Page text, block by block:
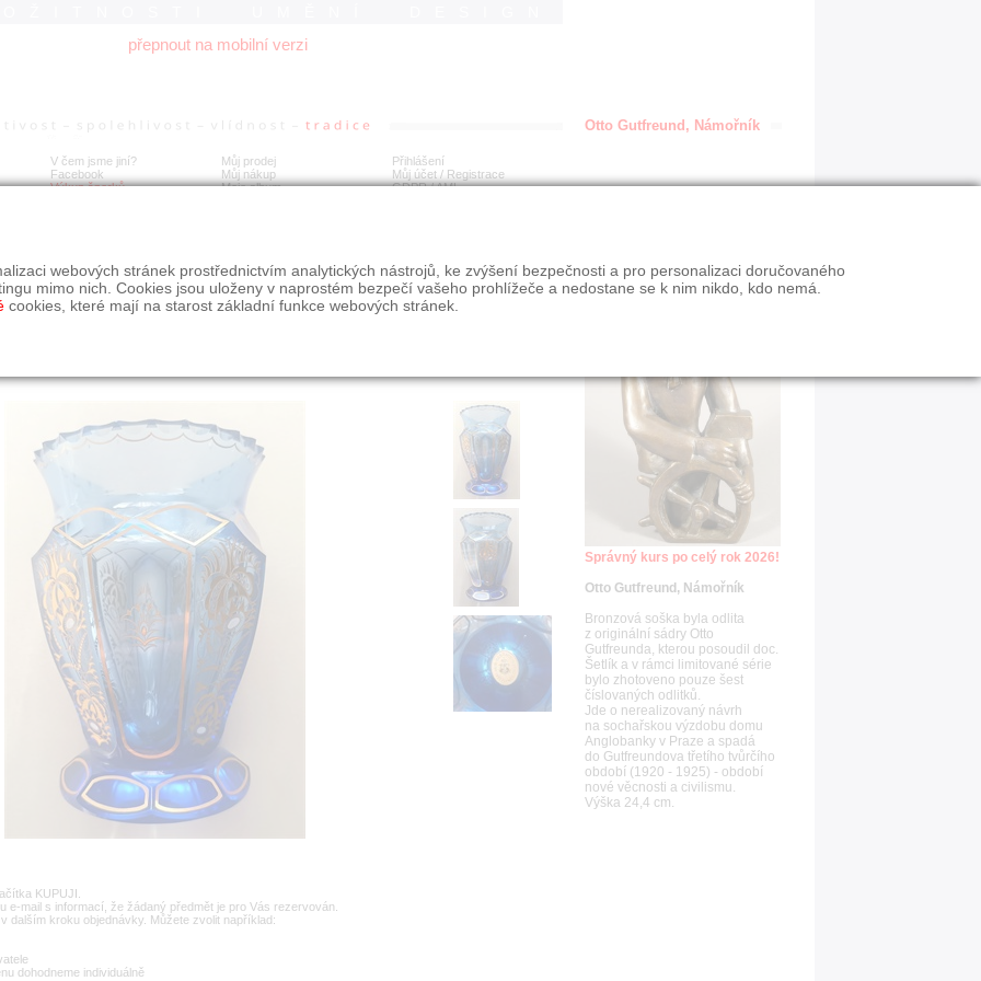
přepnout na mobilní verzi
V čem jsme jiní?
Facebook
Výkup šperků
Můj prodej
Můj nákup
Moje album
Přihlášení
Můj účet / Registrace
GDPR/AML
KUPUJI.
mail s informací, že žádaný předmět je pro Vás rezervován.
dalším kroku objednávky. Můžete zvolit například:
dohodneme individuálně
Otto Gutfreund, Námořník
Správný kurs po celý rok 2026!
Otto Gutfreund, Námořník
Bronzová soška byla odlita
z originální sádry Otto
Gutfreunda, kterou posoudil doc.
Šetlík a v rámci limitované série
bylo zhotoveno pouze šest
číslovaných odlitků.
Jde o nerealizovaný návrh
na sochařskou výzdobu domu
Anglobanky v Praze a spadá
do Gutfreundova třetího tvůrčího
období (1920 - 1925) - období
nové věcnosti a civilismu.
Výška 24,4 cm.
webových stránek prostřednictvím analytických nástrojů, ke zvýšení bezpečnosti a pro personalizaci doručovaného
mimo nich. Cookies jsou uloženy v naprostém bezpečí vašeho prohlížeče a nedostane se k nim nikdo, kdo nemá.
cookies, které mají na starost základní funkce webových stránek.